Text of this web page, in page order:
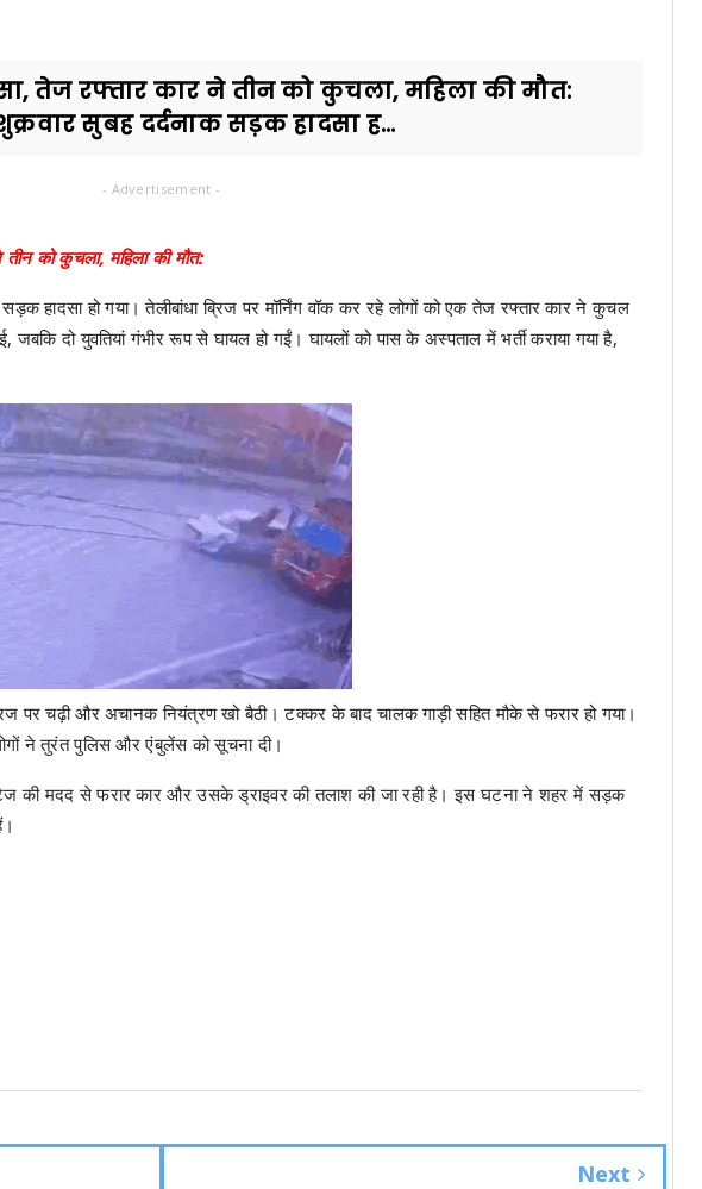
तेज रफ्तार कार ने तीन को कुचला, महिला की मौत:
सुबह दर्दनाक सड़क हादसा ह...
- Advertisement -
तीन को कुचला, महिला की मौत:
हादसा हो गया। तेलीबांधा ब्रिज पर मॉर्निंग वॉक कर रहे लोगों को एक तेज रफ्तार कार ने कुचल
जबकि दो युवतियां गंभीर रूप से घायल हो गईं। घायलों को पास के अस्पताल में भर्ती कराया गया है,
पर चढ़ी और अचानक नियंत्रण खो बैठी। टक्कर के बाद चालक गाड़ी सहित मौके से फरार हो गया।
ने तुरंत पुलिस और एंबुलेंस को सूचना दी।
की मदद से फरार कार और उसके ड्राइवर की तलाश की जा रही है। इस घटना ने शहर में सड़क
Next